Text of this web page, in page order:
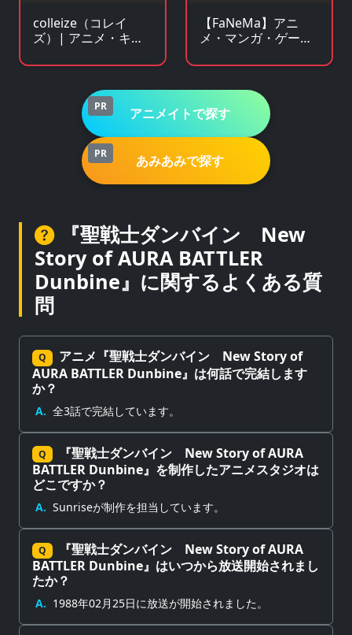
colleize（コレイ
ズ）| アニメ・キャ
ズ・公式ライセンス
【FaNeMa】アニ
メ・マンガ・ゲーム
ズを皆様にお届けし
PR アニメイトで探す
PR あみあみで探す
『聖戦士ダンバイン New
Story of AURA BATTLER
Dunbine』に関するよくある質
問
Q
アニメ『聖戦士ダンバイン New Story of
AURA BATTLER Dunbine』は何話で完結します
か？
A. 全3話で完結しています。
Q
『聖戦士ダンバイン New Story of AURA
BATTLER Dunbine』を制作したアニメスタジオは
どこですか？
A. Sunriseが制作を担当しています。
Q
『聖戦士ダンバイン New Story of AURA
BATTLER Dunbine』はいつから放送開始されまし
たか？
A. 1988年02月25日に放送が開始されました。